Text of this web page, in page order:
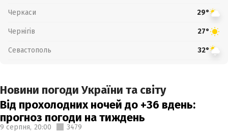
Черкаси 29°
Чернігів 27°
Севастополь 32°
Новини погоди України та світу
Від прохолодних ночей до +36 вдень:
прогноз погоди на тиждень
9 серпня, 20:00 3479